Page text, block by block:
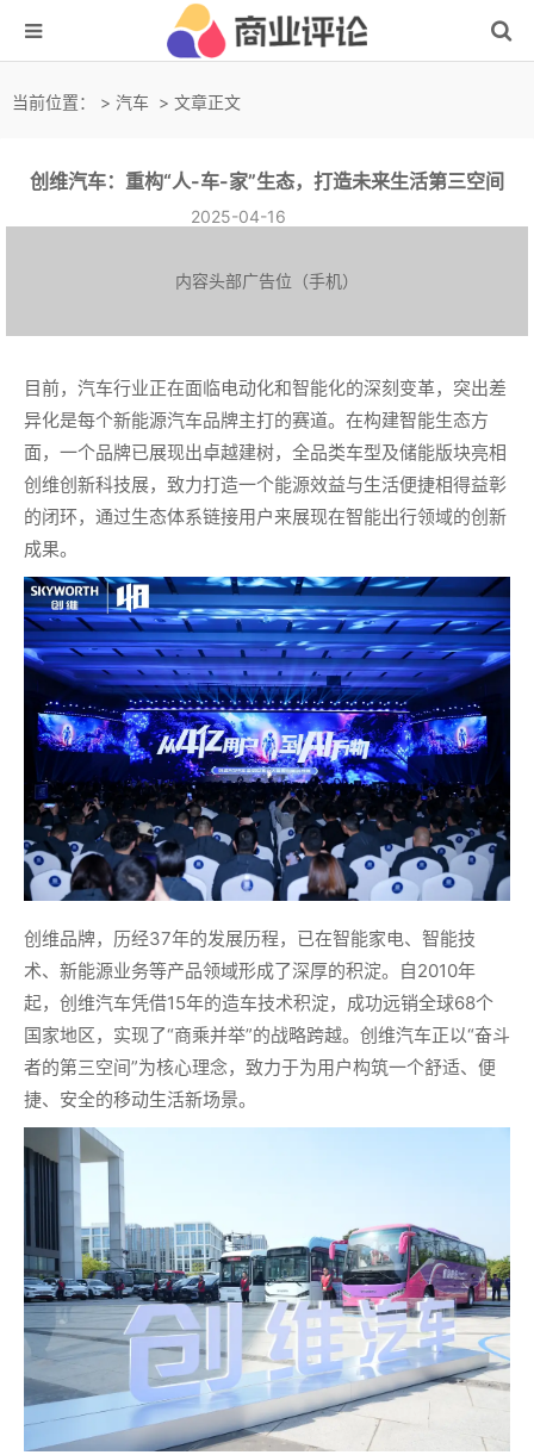
当前位置： > 汽车 > 文章正文
创维汽车：重构“人-车-家”生态，打造未来生活第三空间
2025-04-16
内容头部广告位（手机）
目前，汽车行业正在面临电动化和智能化的深刻变革，突出差
异化是每个新能源汽车品牌主打的赛道。在构建智能生态方
面，一个品牌已展现出卓越建树，全品类车型及储能版块亮相
创维创新科技展，致力打造一个能源效益与生活便捷相得益彰
的闭环，通过生态体系链接用户来展现在智能出行领域的创新
成果。
创维品牌，历经37年的发展历程，已在智能家电、智能技
术、新能源业务等产品领域形成了深厚的积淀。自2010年
起，创维汽车凭借15年的造车技术积淀，成功远销全球68个
国家地区，实现了“商乘并举”的战略跨越。创维汽车正以“奋斗
者的第三空间”为核心理念，致力于为用户构筑一个舒适、便
捷、安全的移动生活新场景。